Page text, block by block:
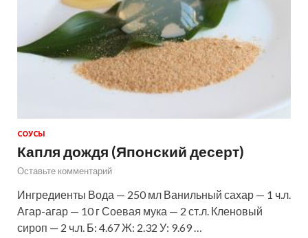
СОУСЫ
Капля дождя (Японский десерт)
Оставьте комментарий
Ингредиенты Вода — 250 мл Ванильный сахар — 1 ч.л.
Агар-агар — 10 г Соевая мука — 2 ст.л. Кленовый
сироп — 2 ч.л. Б: 4.67 Ж: 2.32 У: 9.69 …